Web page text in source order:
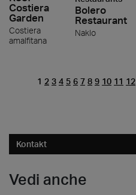
Costiera
Garden
Costiera
amalfitana
Bolero
Restaurant
Naklo
1 2 3 4 5 6 7 8 9 10 11 12
Kontakt
Vedi anche